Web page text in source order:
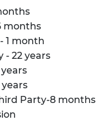
months
1 month
- 22 years
Party-8 months